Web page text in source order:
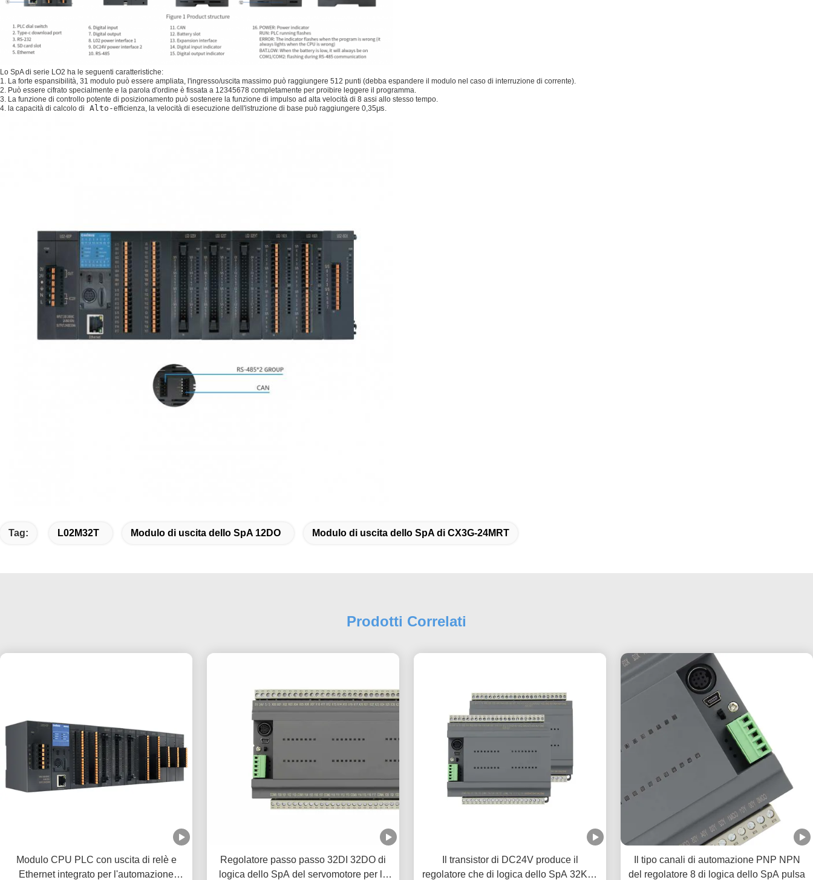
Lo SpA di serie LO2 ha le seguenti caratteristiche:
1. La forte espansibilità, 31 modulo può essere ampliata, l'ingresso/uscita massimo può raggiungere 512 punti (debba espandere il modulo nel caso di interruzione di corrente).
2. Può essere cifrato specialmente e la parola d'ordine è fissata a 12345678 completamente per proibire leggere il programma.
3. La funzione di controllo potente di posizionamento può sostenere la funzione di impulso ad alta velocità di 8 assi allo stesso tempo.
4. la capacità di calcolo di
Alto-efficienza, la velocità di esecuzione dell'istruzione di base può raggiungere 0,35μs.
Tag: L02M32T Modulo di uscita dello SpA 12DO Modulo di uscita dello SpA di CX3G-24MRT
Prodotti Correlati
Modulo CPU PLC con uscita di relè e
Ethernet integrato per l'automazione
Regolatore passo passo 32DI 32DO di
logica dello SpA del servomotore per la
Il transistor di DC24V produce il
regolatore che di logica dello SpA 32K fa
Il tipo canali di automazione PNP NPN
del regolatore 8 di logica dello SpA pulsa